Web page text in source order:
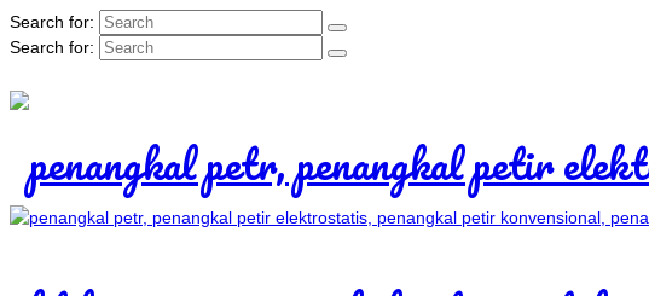
Search for:
Search for: